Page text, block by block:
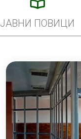
ЈАВНИ ПОВИЦИ